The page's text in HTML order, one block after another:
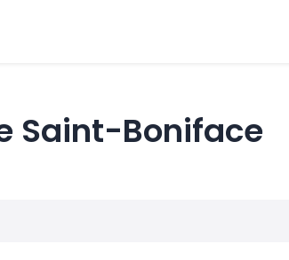
Saint-Boniface